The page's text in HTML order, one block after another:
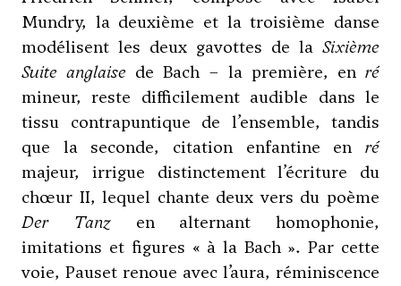
Mundry, la deuxième et la troisième danse
modélisent les deux gavottes de la Sixième
Suite anglaise de Bach – la première, en ré
mineur, reste difficilement audible dans le
tissu contrapuntique de l’ensemble, tandis
que la seconde, citation enfantine en ré
majeur, irrigue distinctement l’écriture du
chœur II, lequel chante deux vers du poème
Der Tanzen alternant homophonie,
imitations et figures « à la Bach ». Par cette
voie, Pauset renoue avec l’aura, réminiscence